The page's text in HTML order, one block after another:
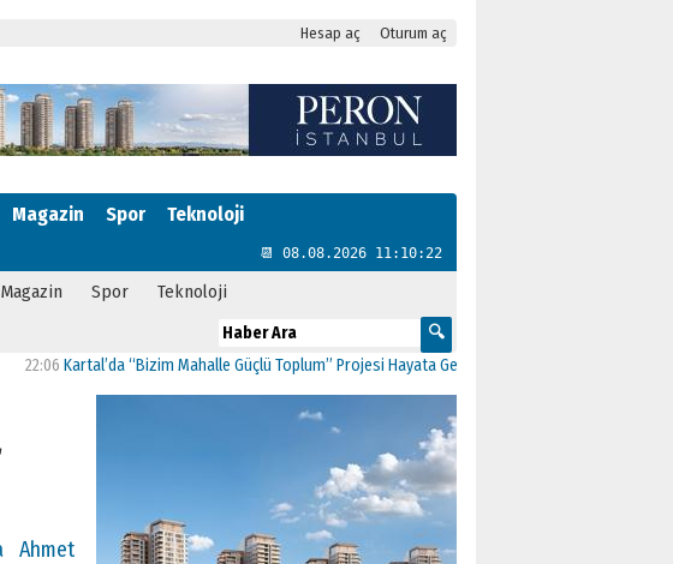
Hesap aç Oturum aç
Magazin Spor Teknoloji
📆 08.08.2026 11:10:22
Magazin Spor Teknoloji
Kartal’da “Bizim Mahalle Güçlü Toplum” Projesi Hayata Geçti 11:41
Ahmet